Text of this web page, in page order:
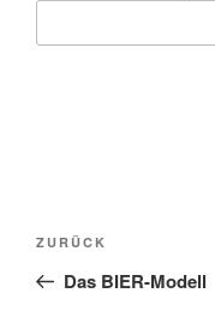
Beitragsnavigation
Vorheriger
Beitrag
ZURÜCK
Das BIER-Modell